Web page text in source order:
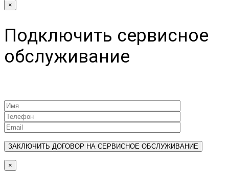
×
Подключить сервисное
обслуживание
×